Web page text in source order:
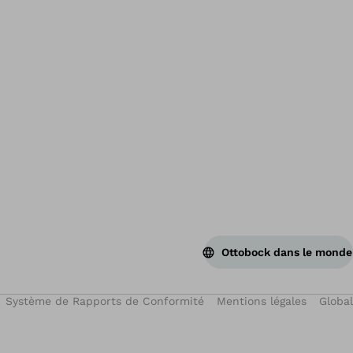
Ottobock dans le monde
Système de Rapports de Conformité Mentions légales Global